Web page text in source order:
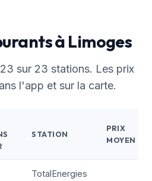
à Limoges
sur 23 stations. Les prix
l'app et sur la carte.
STATION
PRIX
MOYEN
TotalEnergies